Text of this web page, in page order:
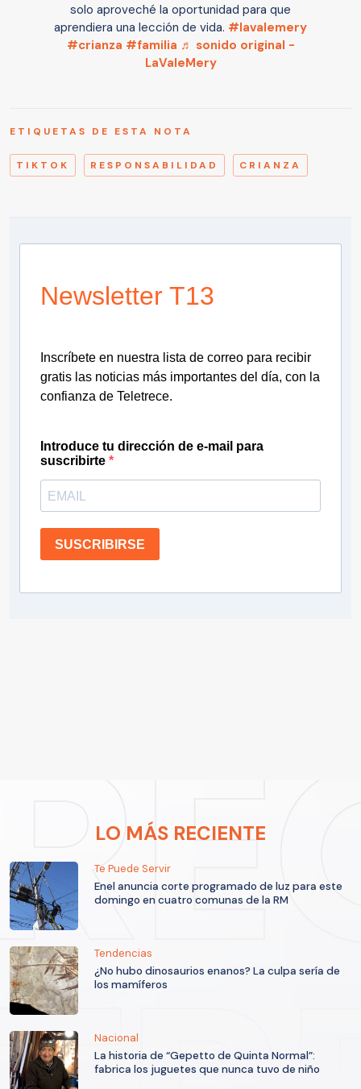
solo aproveché la oportunidad para que
aprendiera una lección de vida. #lavalemery
#crianza #familia ♬ sonido original -
LaValeMery
ETIQUETAS DE ESTA NOTA
TIKTOK RESPONSABILIDAD CRIANZA
Newsletter T13
Inscríbete en nuestra lista de correo para recibir
gratis las noticias más importantes del día, con la
confianza de Teletrece.
Introduce tu dirección de e-mail para
suscribirte
SUSCRIBIRSE
LO MÁS RECIENTE
Te Puede Servir
Enel anuncia corte programado de luz para este
domingo en cuatro comunas de la RM
Tendencias
¿No hubo dinosaurios enanos? La culpa sería de
los mamíferos
Nacional
La historia de “Gepetto de Quinta Normal”:
fabrica los juguetes que nunca tuvo de niño